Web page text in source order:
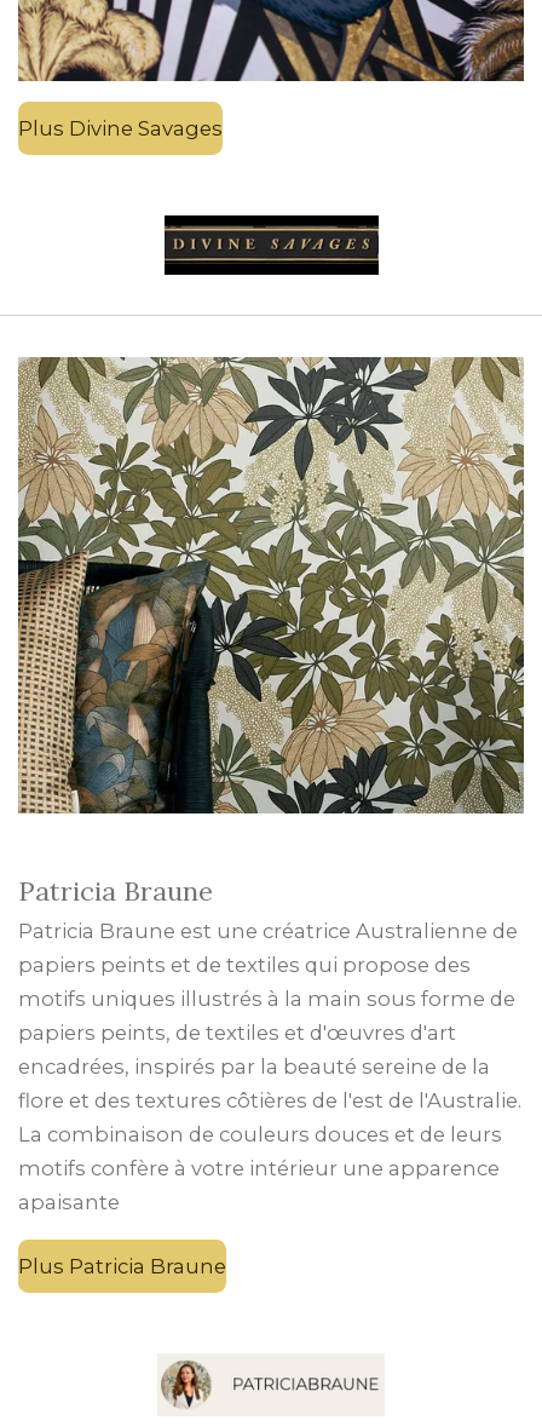
Plus Divine Savages
Patricia Braune
Patricia Braune est une créatrice Australienne de
papiers peints et de textiles qui propose des
motifs uniques illustrés à la main sous forme de
papiers peints, de textiles et d'œuvres d'art
encadrées, inspirés par la beauté sereine de la
flore et des textures côtières de l'est de l'Australie.
La combinaison de couleurs douces et de leurs
motifs confère à votre intérieur une apparence
apaisante
Plus Patricia Braune